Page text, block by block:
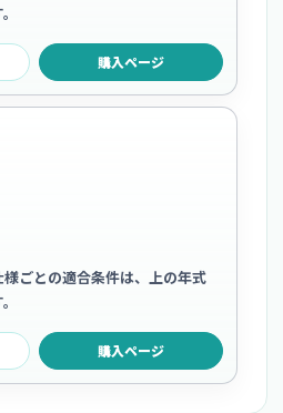
購入ページ
ごとの適合条件は、上の年式
購入ページ